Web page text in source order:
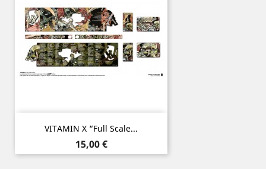
VITAMIN X “Full Scale...
Prix
15,00 €